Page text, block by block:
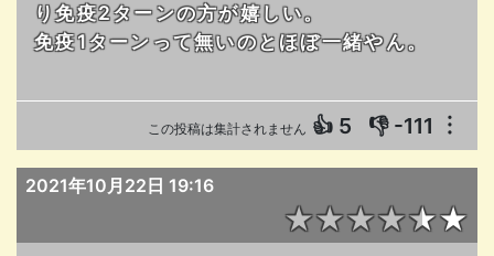
り免疫2ターンの方が嬉しい。
免疫1ターンって無いのとほぼ一緒やん。
この投稿は集計されません 👍 5 👎 -111 ︙
2021年10月22日 19:16
★★★★★★